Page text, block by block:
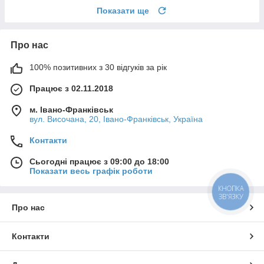
Показати ще
Про нас
100% позитивних з 30 відгуків за рік
Працює з 02.11.2018
м. Івано-Франківськ
вул. Височана, 20, Івано-Франківськ, Україна
Контакти
Сьогодні працює з 09:00 до 18:00
Показати весь графік роботи
Про нас
Контакти
КНОПКА
ЗВ'ЯЗКУ